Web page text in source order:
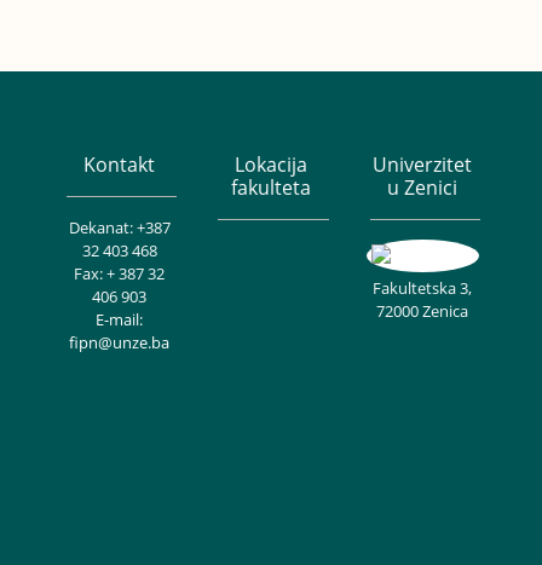
Kontakt
Dekanat: +387
32 403 468
Fax: + 387 32
406 903
E-mail:
fipn@unze.ba
Lokacija
fakulteta
Univerzitet
u Zenici
Fakultetska 3,
72000 Zenica